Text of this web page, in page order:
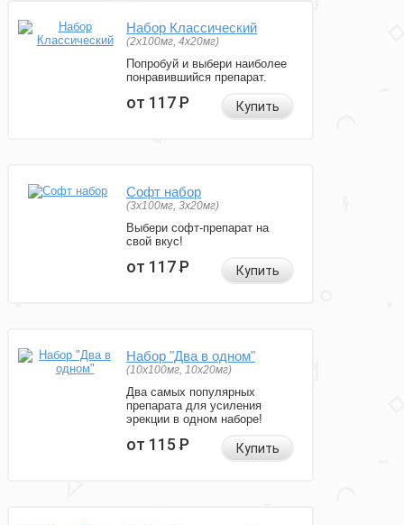
Набор Классический
(2x100мг, 4x20мг)
Попробуй и выбери наиболее
понравившийся препарат.
от 117Р Купить
Софт набор
(3x100мг, 3x20мг)
Выбери софт-препарат на
свой вкус!
от 117Р Купить
Набор "Два в одном"
(10x100мг, 10x20мг)
Два самых популярных
препарата для усиления
эрекции в одном наборе!
от 115Р Купить